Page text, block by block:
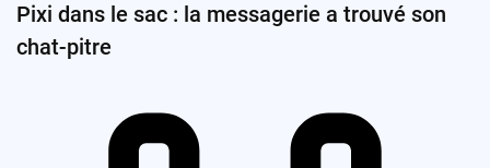
Pixi dans le sac : la messagerie a trouvé son
chat-pitre